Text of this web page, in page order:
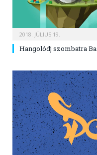
2018. JÚLIUS 19.
Hangolódj szombatra